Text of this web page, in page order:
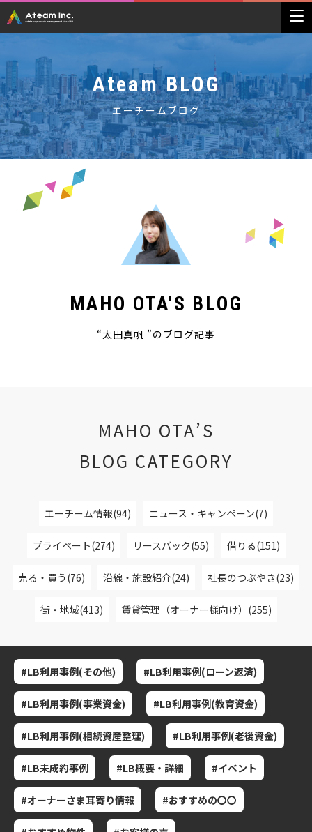
Ateam BLOG
エーチームブログ
MAHO OTA'S BLOG
“太田真帆 ”のブログ記事
MAHO OTA’S
BLOG CATEGORY
エーチーム情報(94) ニュース・キャンペーン(7)
プライベート(274) リースバック(55) 借りる(151)
売る・買う(76) 沿線・施設紹介(24) 社長のつぶやき(23)
街・地域(413) 賃貸管理（オーナー様向け）(255)
#LB利用事例(その他) #LB利用事例(ローン返済)
#LB利用事例(事業資金) #LB利用事例(教育資金)
#LB利用事例(相続資産整理) #LB利用事例(老後資金)
#LB未成約事例 #LB概要・詳細 #イベント
#オーナーさま耳寄り情報 #おすすめの〇〇